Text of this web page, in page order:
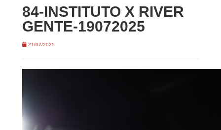
84-INSTITUTO X RIVER
GENTE-19072025
21/07/2025